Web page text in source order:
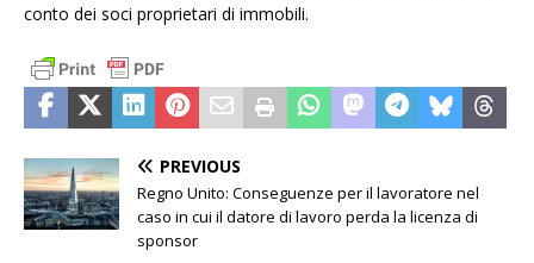
conto dei soci proprietari di immobili.
PREVIOUS
Regno Unito: Conseguenze per il lavoratore nel
caso in cui il datore di lavoro perda la licenza di
sponsor